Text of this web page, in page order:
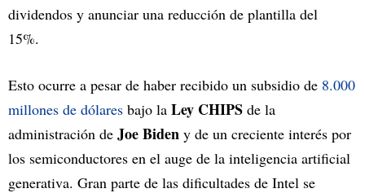
dividendos y anunciar una reducción de plantilla del
15%.
Esto ocurre a pesar de haber recibido un subsidio de 8.000
millones de dólares bajo la Ley CHIPS de la
administración de Joe Biden y de un creciente interés por
los semiconductores en el auge de la inteligencia artificial
generativa. Gran parte de las dificultades de Intel se